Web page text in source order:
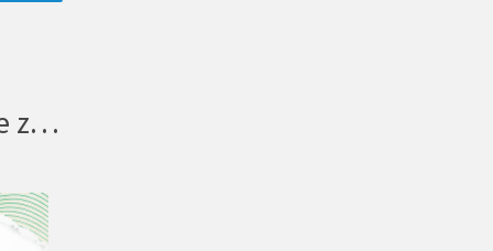
Javni poziv: Grupa samopodrške za žene i djevojčice s invaliditetom